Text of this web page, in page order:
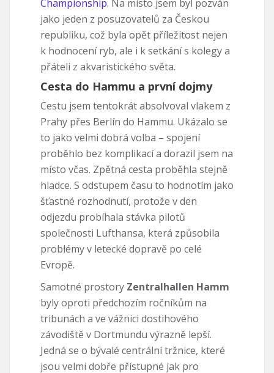
Championship. Na místo jsem byl pozván
jako jeden z posuzovatelů za Českou
republiku, což byla opět příležitost nejen
k hodnocení ryb, ale i k setkání s kolegy a
přáteli z akvaristického světa.
Cesta do Hammu a první dojmy
Cestu jsem tentokrát absolvoval vlakem z
Prahy přes Berlín do Hammu. Ukázalo se
to jako velmi dobrá volba – spojení
proběhlo bez komplikací a dorazil jsem na
místo včas. Zpětná cesta proběhla stejně
hladce. S odstupem času to hodnotím jako
šťastné rozhodnutí, protože v den
odjezdu probíhala stávka pilotů
společnosti Lufthansa, která způsobila
problémy v letecké dopravě po celé
Evropě.
Samotné prostory Zentralhallen Hamm
byly oproti předchozím ročníkům na
tribunách a ve vážnici dostihového
závodiště v Dortmundu výrazně lepší.
Jedná se o bývalé centrální tržnice, které
jsou velmi dobře přístupné jak pro